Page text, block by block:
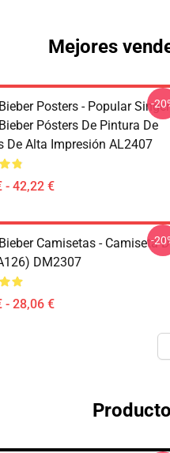
Mejores
Posters - Popular Singer
Pósters De Pintura De
De Alta Impresión AL2407
- 42,22 €
-
Camisetas - Camiseta
DM2307
- 28,06 €
-